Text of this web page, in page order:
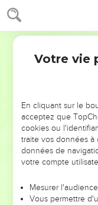
NE
ET SI LEURS
leur foi ou leur vision.
et les saisons
Votre vie
En cliquant sur le
acceptez que
cookies ou
traite vos données à
données de
votre compte
Mesurer
Vous permettre